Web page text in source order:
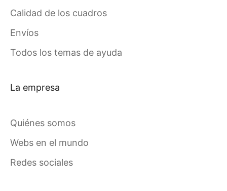
Calidad de los cuadros
Envíos
Todos los temas de ayuda
La empresa
Quiénes somos
Webs en el mundo
Redes sociales